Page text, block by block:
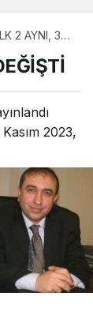
2 AYNI, 3
2023,